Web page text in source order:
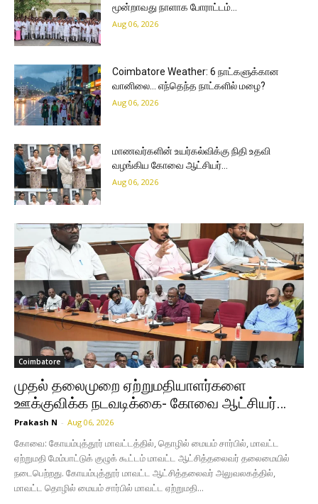
மூன்றாவது நாளாக போராட்டம்…
Aug 06, 2026
Coimbatore Weather: 6 நாட்களுக்கான
வானிலை… எந்தெந்த நாட்களில் மழை?
Aug 06, 2026
மாணவர்களின் உயர்கல்விக்கு நிதி உதவி
வழங்கிய கோவை ஆட்சியர்…
Aug 06, 2026
Coimbatore
முதல் தலைமுறை ஏற்றுமதியாளர்களை
ஊக்குவிக்க நடவடிக்கை- கோவை ஆட்சியர்…
Prakash N - Aug 06, 2026
கோவை: கோயம்புத்தூர் மாவட்டத்தில், தொழில் மையம் சார்பில், மாவட்ட
ஏற்றுமதி மேம்பாட்டுக் குழுக் கூட்டம் மாவட்ட ஆட்சித்தலைவர் தலைமையில்
நடைபெற்றது. கோயம்புத்தூர் மாவட்ட ஆட்சித்தலைவர் அலுவலகத்தில்,
மாவட்ட தொழில் மையம் சார்பில் மாவட்ட ஏற்றுமதி...